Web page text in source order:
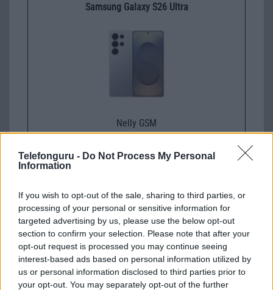
Telefonguru - Do Not Process My Personal
Information
If you wish to opt-out of the sale, sharing to third parties, or
processing of your personal or sensitive information for
targeted advertising by us, please use the below opt-out
section to confirm your selection. Please note that after your
opt-out request is processed you may continue seeing
interest-based ads based on personal information utilized by
us or personal information disclosed to third parties prior to
your opt-out. You may separately opt-out of the further
Samsung Galaxy S26 Ultra
Nelly GSM
350.000 Ft (új)
Euro Gsm